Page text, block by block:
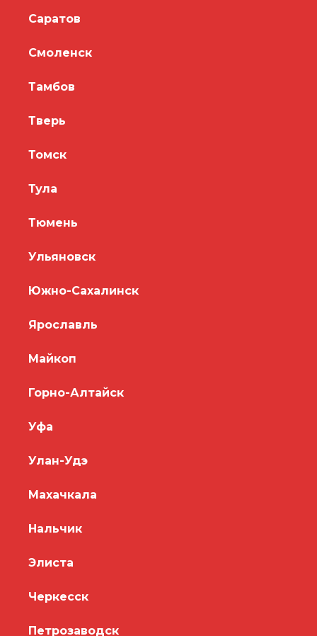
Саратов
Смоленск
Тамбов
Тверь
Томск
Тула
Тюмень
Ульяновск
Южно-Сахалинск
Ярославль
Майкоп
Горно-Алтайск
Уфа
Улан-Удэ
Махачкала
Нальчик
Элиста
Черкесск
Петрозаводск